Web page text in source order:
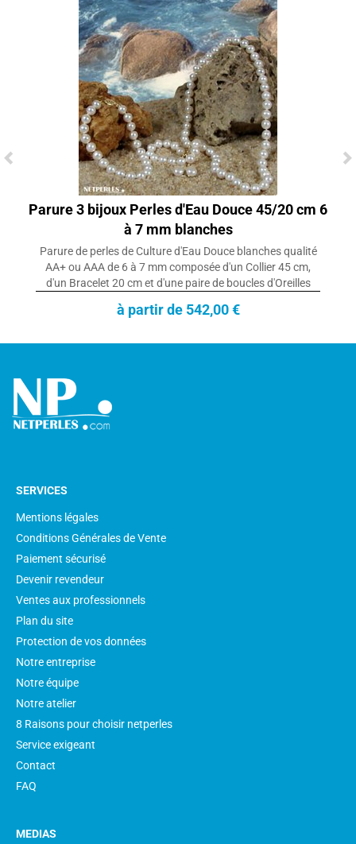
Parure 3 bijoux Perles d'Eau Douce 45/20 cm 6
à 7 mm blanches
Parure de perles de Culture d'Eau Douce blanches qualité
AA+ ou AAA de 6 à 7 mm composée d'un Collier 45 cm,
d'un Bracelet 20 cm et d'une paire de boucles d'Oreilles
à partir de 542,00 €
SERVICES
Mentions légales
Conditions Générales de Vente
Paiement sécurisé
Devenir revendeur
Ventes aux professionnels
Plan du site
Protection de vos données
Notre entreprise
Notre équipe
Notre atelier
8 Raisons pour choisir netperles
Service exigeant
Contact
FAQ
MEDIAS